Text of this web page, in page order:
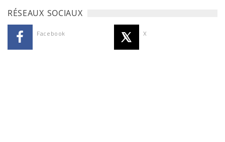
RÉSEAUX SOCIAUX
Facebook X